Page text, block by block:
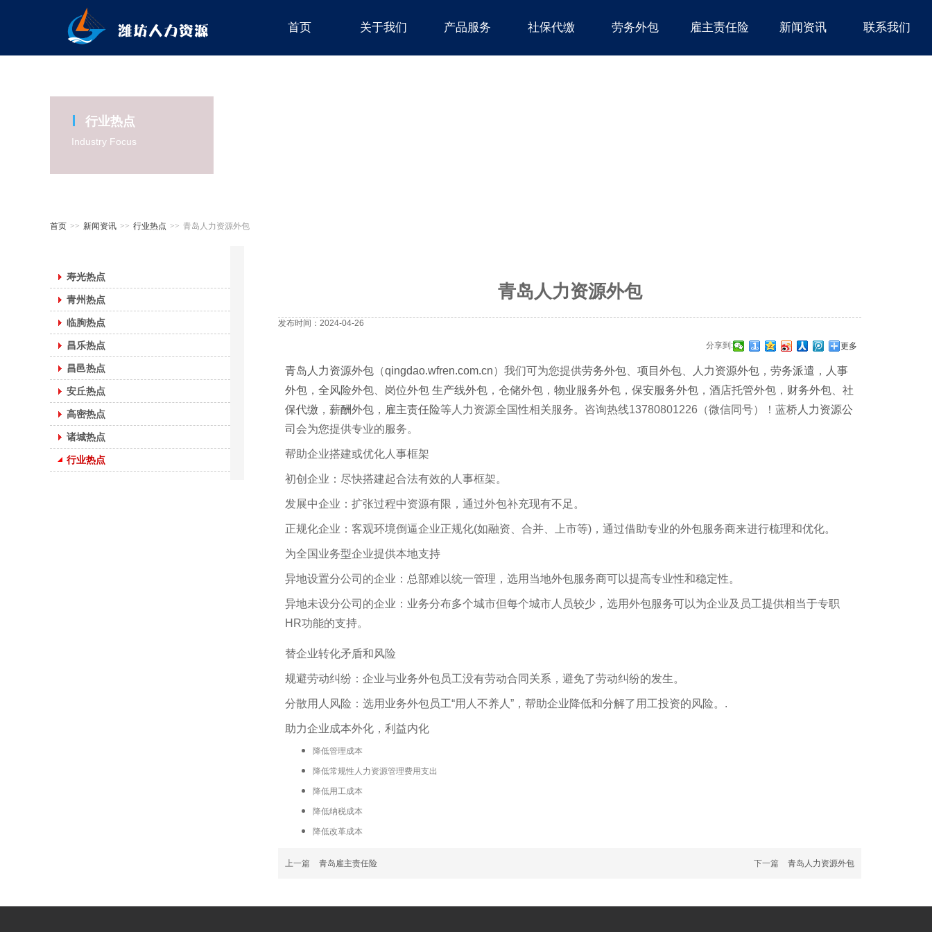
首页 关于我们 产品服务 社保代缴 劳务外包 雇主责任险 新闻资讯 联系我们
行业热点
Industry Focus
首页 >> 新闻资讯 >> 行业热点 >> 青岛人力资源外包
寿光热点
青州热点
临朐热点
昌乐热点
昌邑热点
安丘热点
高密热点
诸城热点
行业热点
青岛人力资源外包
发布时间：2024-04-26
分享到: 更多
青岛人力资源外包 （qingdao.wfren.com.cn）我们可为您提供劳务外包 项目外包 人力资源外包 ， 劳务派遣 ，
人事
外包 ， 全风险外包 岗位外包 生产线外包 ， 仓储外包 ， 物业服务外包 ， 保安服务外包 ， 酒店托管外包 ， 财务外包
社
保代缴 ， 薪酬外包 ， 雇主责任险等人力资源全国性相关服务。咨询热线13780801226（微信同号）！蓝桥 人力资源公
司 会为您提供专业的服务。
帮助企业搭建或优化人事框架
初创企业：尽快搭建起合法有效的人事框架。
发展中企业：扩张过程中资源有限，通过外包补充现有不足。
正规化企业：客观环境倒逼企业正规化(如融资、合并、上市等)，通过借助专业的外包服务商来进行梳理和优化。
为全国业务型企业提供本地支持
异地设置分公司的企业：总部难以统一管理，选用当地外包服务商可以提高专业性和稳定性。
异地未设分公司的企业：业务分布多个城市但每个城市人员较少，选用外包服务可以为企业及员工提供相当于专职
HR功能的支持。
替企业转化矛盾和风险
规避劳动纠纷：企业与业务外包员工没有劳动合同关系，避免了劳动纠纷的发生。
分散用人风险：选用业务外包员工“用人不养人”，帮助企业降低和分解了用工投资的风险。.
助力企业成本外化，利益内化
降低管理成本
降低常规性人力资源管理费用支出
降低用工成本
降低纳税成本
降低改革成本
上一篇 青岛雇主责任险 下一篇 青岛人力资源外包